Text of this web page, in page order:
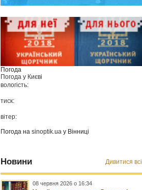
Погода
Погода у Києві
вологість:
тиск:
вітер:
Погода наsinoptik.ua у Вінниці
Новини Дивитися всі
08 червня 2026 о 16:34